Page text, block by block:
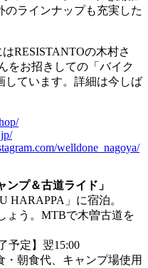
のラインナップも充実した
RESISTANTOの木村さ
をお招きしての「バイク
しています。詳細は今しば
welldone_nagoya/
ンプ＆古道ライド」
HARAPPA」に宿泊。
ょう。MTBで木曽古道を
予定】翌15:00
・朝食代、キャンプ場使用